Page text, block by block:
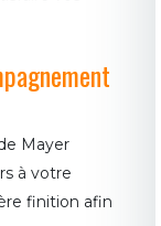
Mayer
à votre
finition afin